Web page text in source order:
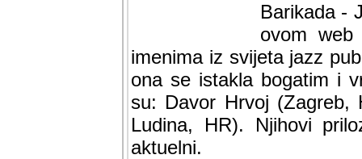
Barikada -
ovom web
imenima iz svijeta jazz
ona se istakla bogatim i
su: Davor Hrvoj (Zagreb,
Ludina, HR). Njihovi
aktuelni.